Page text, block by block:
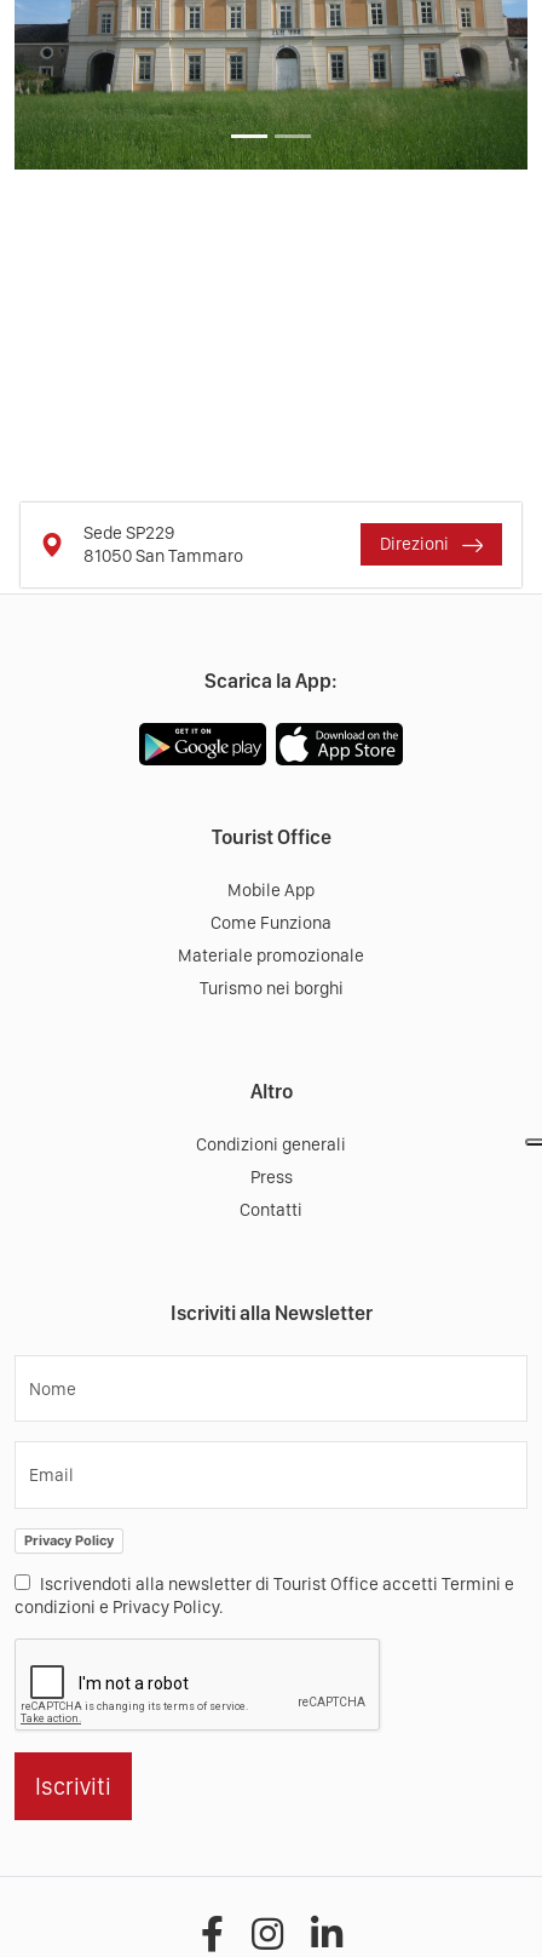
Sede SP229
81050San Tammaro
Direzioni
Scarica la App:
Tourist Office
Mobile App
Come Funziona
Materiale promozionale
Turismo nei borghi
Altro
Condizioni generali
Press
Contatti
Iscriviti alla Newsletter
Nome
Email
Privacy Policy
Iscrivendoti alla newsletter di Tourist Office accetti Termini e
condizioni e Privacy Policy.
Iscriviti